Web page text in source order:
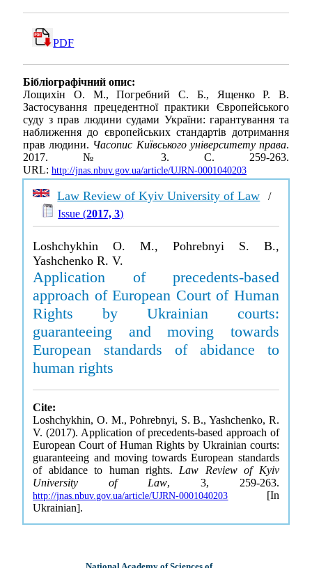
PDF
Бібліографічний опис:
Лощихін О. М., Погребний С. Б., Ященко Р. В.
Застосування прецедентної практики Європейського
суду з прав людини судами України: гарантування та
наближення до європейських стандартів дотримання
прав людини. Часопис Київського університету права.
2017. № 3. С. 259-263.
URL: http://jnas.nbuv.gov.ua/article/UJRN-0001040203
Law Review of Kyiv University of Law /
Issue (2017, 3)
Loshchykhin O. M., Pohrebnyi S. B.,
Yashchenko R. V.
Application of precedents-based
approach of European Court of Human
Rights by Ukrainian courts:
guaranteeing and moving towards
European standards of abidance to
human rights
Cite:
Loshchykhin, O. M., Pohrebnyi, S. B., Yashchenko, R.
V. (2017). Application of precedents-based approach of
European Court of Human Rights by Ukrainian courts:
guaranteeing and moving towards European standards
of abidance to human rights. Law Review of Kyiv
University of Law, 3, 259-263.
http://jnas.nbuv.gov.ua/article/UJRN-0001040203 [In
Ukrainian].